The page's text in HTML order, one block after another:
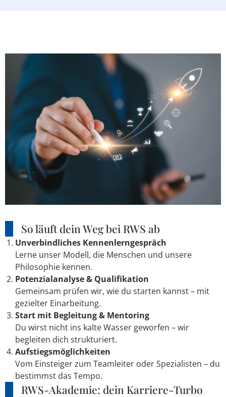
So läuft dein Weg bei RWS ab
Unverbindliches Kennenlerngespräch
Lerne unser Modell, die Menschen und unsere
Philosophie kennen.
Potenzialanalyse & Qualifikation
Gemeinsam prüfen wir, wie du starten kannst – mit
gezielter Einarbeitung.
Start mit Begleitung & Mentoring
Du wirst nicht ins kalte Wasser geworfen – wir
begleiten dich strukturiert.
Aufstiegsmöglichkeiten
Vom Einsteiger zum Teamleiter oder Spezialisten – du
bestimmst das Tempo.
RWS-Akademie: dein Karriere-Turbo